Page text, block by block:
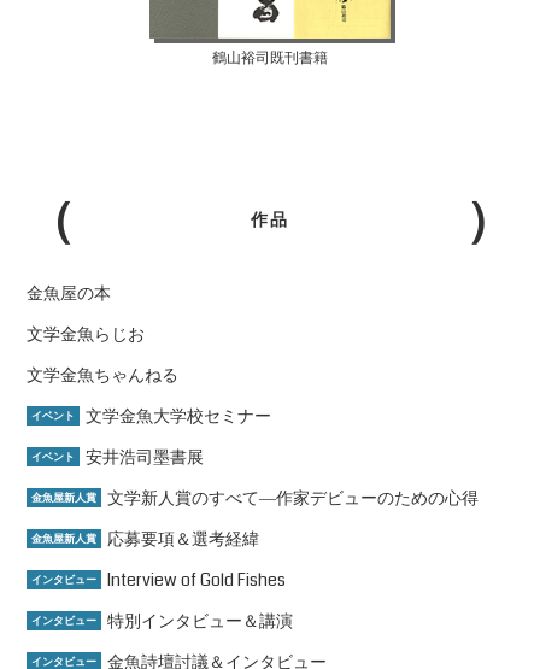
鶴山裕司既刊書籍
作品
金魚屋の本
文学金魚らじお
文学金魚ちゃんねる
イベント 文学金魚大学校セミナー
イベント 安井浩司墨書展
金魚屋新人賞 文学新人賞のすべて―作家デビューのための心得
金魚屋新人賞 応募要項＆選考経緯
インタビュー Interview of Gold Fishes
インタビュー 特別インタビュー＆講演
インタビュー 金魚詩壇討議＆インタビュー